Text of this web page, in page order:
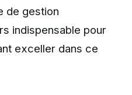
de gestion
indispensable pour
exceller dans ce